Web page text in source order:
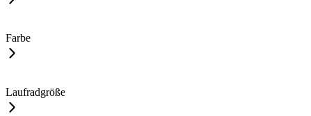
Farbe
Laufradgröße